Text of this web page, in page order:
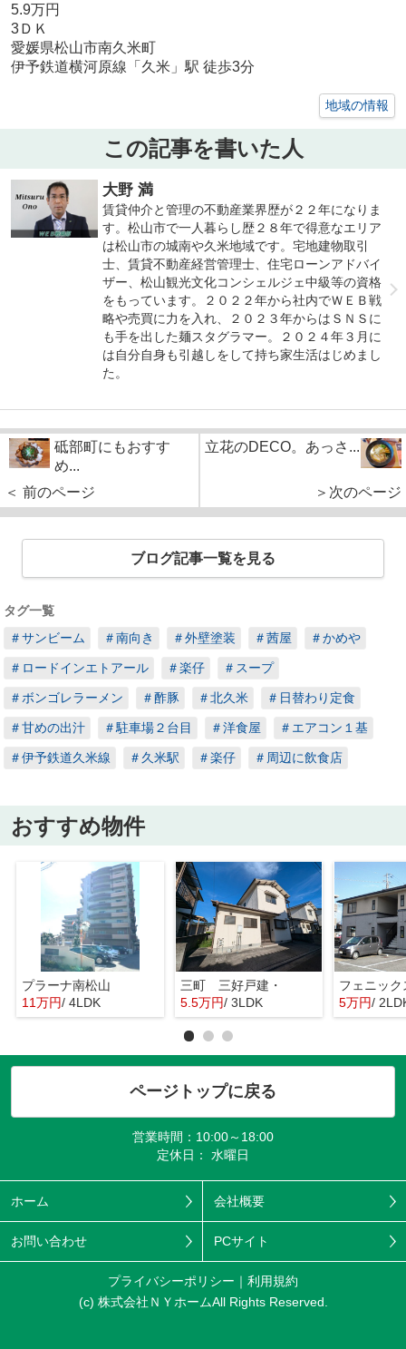
5.9万円
3ＤＫ
愛媛県松山市南久米町
伊予鉄道横河原線「久米」駅 徒歩3分
地域の情報
この記事を書いた人
大野 満
賃貸仲介と管理の不動産業界歴が２２年になりま
す。松山市で一人暮らし歴２８年で得意なエリア
は松山市の城南や久米地域です。宅地建物取引
士、賃貸不動産経営管理士、住宅ローンアドバイ
ザー、松山観光文化コンシェルジェ中級等の資格
をもっています。２０２２年から社内でＷＥＢ戦
略や売買に力を入れ、２０２３年からはＳＮＳに
も手を出した麺スタグラマー。２０２４年３月に
は自分自身も引越しをして持ち家生活はじめまし
た。
砥部町にもおすす
め...
＜ 前のページ
立花のDECO。あっさ...
＞次のページ
ブログ記事一覧を見る
タグ一覧
＃サンビーム
＃南向き ＃外壁塗装 ＃茜屋 ＃かめや
＃ロードインエトアール ＃楽仔 ＃スープ
＃ボンゴレラーメン ＃酢豚 ＃北久米 ＃日替わり定食
＃甘めの出汁 ＃駐車場２台目 ＃洋食屋 ＃エアコン１基
＃伊予鉄道久米線 ＃久米駅 ＃楽仔 ＃周辺に飲食店
おすすめ物件
プラーナ南松山
11万円/ 4LDK
三町 三好戸建・
5.5万円/ 3LDK 5万円/
ページトップに戻る
営業時間：10:00～18:00
定休日： 水曜日
ホーム 会社概要
お問い合わせ PCサイト
プライバシーポリシー
利用規約
(c) 株式会社ＮＹホームAll Rights Reserved.